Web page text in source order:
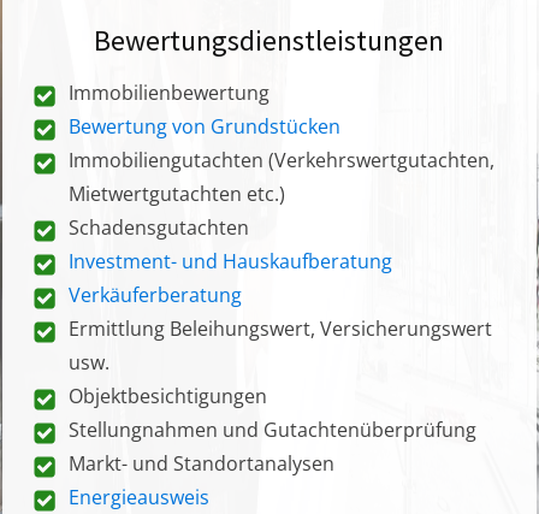
Bewertungsdienstleistungen
Immobilienbewertung
Bewertung von Grundstücken
Immobiliengutachten (Verkehrswertgutachten,
Mietwertgutachten etc.)
Schadensgutachten
Investment- und Hauskaufberatung
Verkäuferberatung
Ermittlung Beleihungswert, Versicherungswert
usw.
Objektbesichtigungen
Stellungnahmen und Gutachtenüberprüfung
Markt- und Standortanalysen
Energieausweis